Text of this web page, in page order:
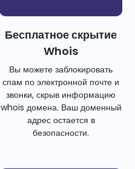
Бесплатное скрытие
Whois
Вы можете заблокировать
спам по электронной почте и
звонки, скрыв информацию
whois домена. Ваш доменный
адрес остается в
безопасности.